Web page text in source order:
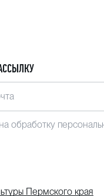
на обработку
Пермского края